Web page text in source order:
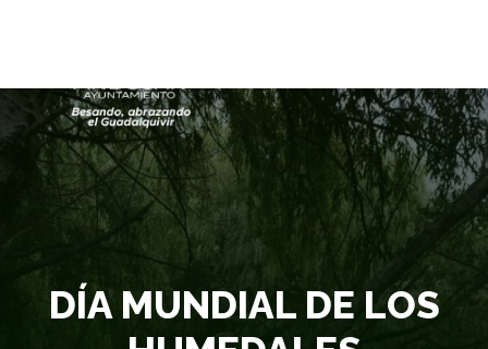
DÍA MUNDIAL DE LOS